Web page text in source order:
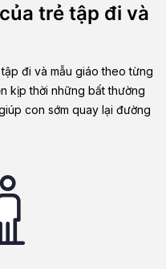
trẻ tập đi và
đi và mẫu giáo theo từng
kịp thời những bất thường
con sớm quay lại đường